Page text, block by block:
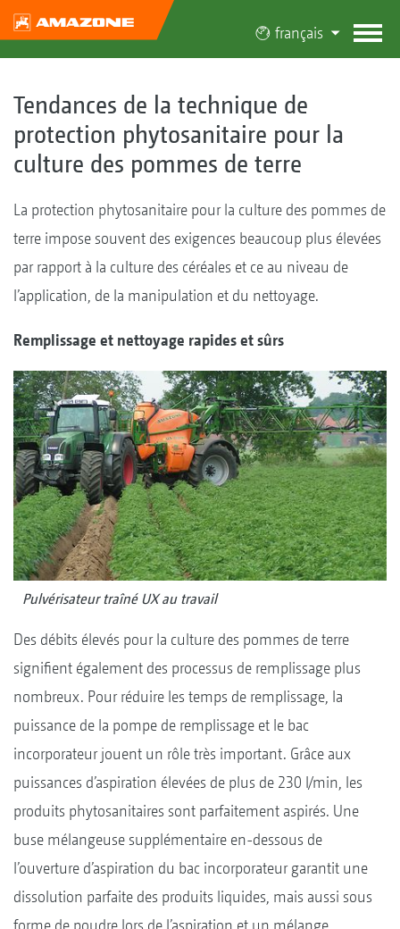
français
Tendances de la technique de
protection phytosanitaire pour la
culture des pommes de terre
La protection phytosanitaire pour la culture des pommes de
terre impose souvent des exigences beaucoup plus élevées
par rapport à la culture des céréales et ce au niveau de
l’application, de la manipulation et du nettoyage.
Remplissage et nettoyage rapides et sûrs
Pulvérisateur traîné UX au travail
Des débits élevés pour la culture des pommes de terre
signifient également des processus de remplissage plus
nombreux. Pour réduire les temps de remplissage, la
puissance de la pompe de remplissage et le bac
incorporateur jouent un rôle très important. Grâce aux
puissances d’aspiration élevées de plus de 230 l/min, les
produits phytosanitaires sont parfaitement aspirés. Une
buse mélangeuse supplémentaire en-dessous de
l’ouverture d’aspiration du bac incorporateur garantit une
dissolution parfaite des produits liquides, mais aussi sous
forme de poudre lors de l’aspiration et un mélange